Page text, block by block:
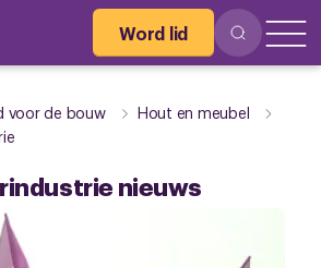
Word lid
voor de bouw
Hout en meubel
nieuws